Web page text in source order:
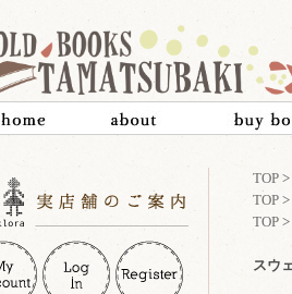
TOP >
TOP >
TOP >
スウ